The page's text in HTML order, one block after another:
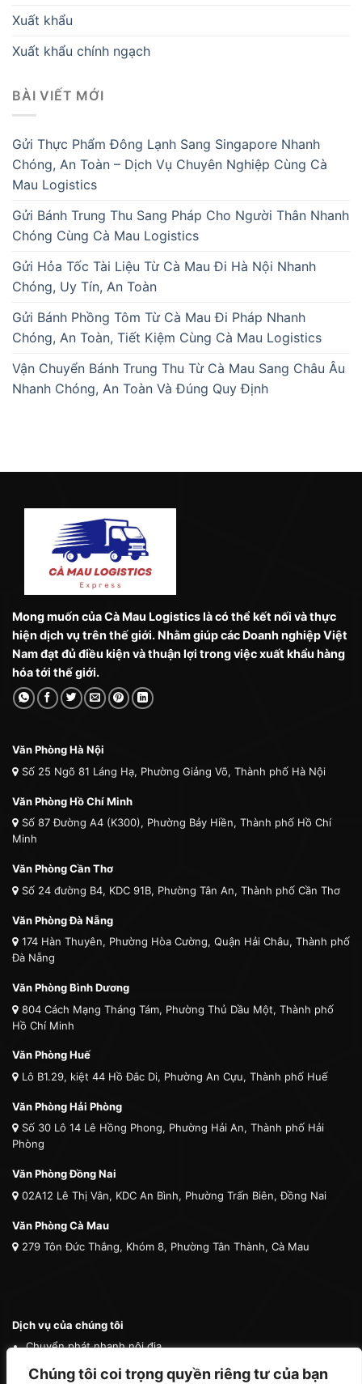
Chúng tôi coi trọng quyền riêng tư của bạn
Xuất khẩu
Xuất khẩu chính ngạch
BÀI VIẾT MỚI
Gửi Thực Phẩm Đông Lạnh Sang Singapore Nhanh
Chóng, An Toàn – Dịch Vụ Chuyên Nghiệp Cùng Cà
Mau Logistics
Gửi Bánh Trung Thu Sang Pháp Cho Người Thân Nhanh
Chóng Cùng Cà Mau Logistics
Gửi Hỏa Tốc Tài Liệu Từ Cà Mau Đi Hà Nội Nhanh
Chóng, Uy Tín, An Toàn
Gửi Bánh Phồng Tôm Từ Cà Mau Đi Pháp Nhanh
Chóng, An Toàn, Tiết Kiệm Cùng Cà Mau Logistics
Vận Chuyển Bánh Trung Thu Từ Cà Mau Sang Châu Âu
Nhanh Chóng, An Toàn Và Đúng Quy Định
Mong muốn của Cà Mau Logistics là có thể kết nối và thực
hiện dịch vụ trên thế giới. Nhằm giúp các Doanh nghiệp Việt
Nam đạt đủ điều kiện và thuận lợi trong việc xuất khẩu hàng
hóa tới thế giới.
Văn Phòng Hà Nội
Số 25 Ngõ 81 Láng Hạ, Phường Giảng Võ, Thành phố Hà Nội
Văn Phòng Hồ Chí Minh
Số 87 Đường A4 (K300), Phường Bảy Hiền, Thành phố Hồ Chí
Minh
Văn Phòng Cần Thơ
Số 24 đường B4, KDC 91B, Phường Tân An, Thành phố Cần Thơ
Văn Phòng Đà Nẵng
174 Hàn Thuyên, Phường Hòa Cường, Quận Hải Châu, Thành phố
Đà Nẵng
Văn Phòng Bình Dương
804 Cách Mạng Tháng Tám, Phường Thủ Dầu Một, Thành phố
Hồ Chí Minh
Văn Phòng Huế
Lô B1.29, kiệt 44 Hồ Đắc Di, Phường An Cựu, Thành phố Huế
Văn Phòng Hải Phòng
Số 30 Lô 14 Lê Hồng Phong, Phường Hải An, Thành phố Hải
Phòng
Văn Phòng Đồng Nai
02A12 Lê Thị Vân, KDC An Bình, Phường Trấn Biên, Đồng Nai
Văn Phòng Cà Mau
279 Tôn Đức Thắng, Khóm 8, Phường Tân Thành, Cà Mau
Dịch vụ của chúng tôi
Chuyển phát nhanh nội địa
Chuyển phát nhanh quốc tế